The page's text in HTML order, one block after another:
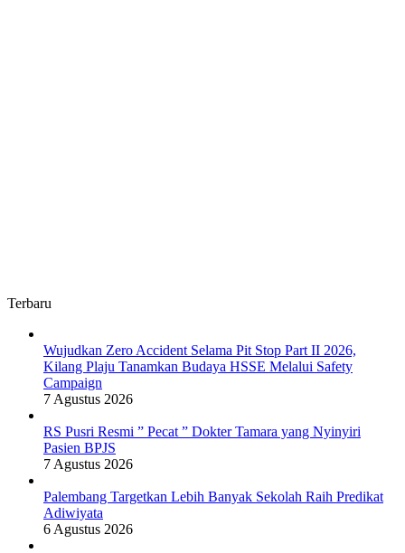
Terbaru
Wujudkan Zero Accident Selama Pit Stop Part II 2026,
Kilang Plaju Tanamkan Budaya HSSE Melalui Safety
Campaign
7 Agustus 2026
RS Pusri Resmi ” Pecat ” Dokter Tamara yang Nyinyiri
Pasien BPJS
7 Agustus 2026
Palembang Targetkan Lebih Banyak Sekolah Raih Predikat
Adiwiyata
6 Agustus 2026